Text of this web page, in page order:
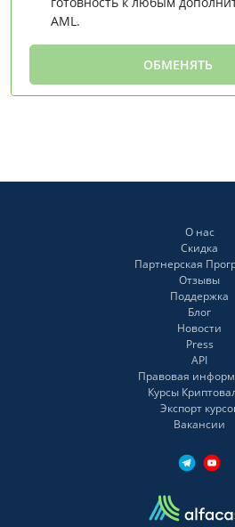
AML.
ОБМЕНЯТЬ
О нас
Скидка
Партнерская
Отзывы
Поддержка
Блог
Новости
Press
API
Правовая
Курсы
Экспорт
Вакансии